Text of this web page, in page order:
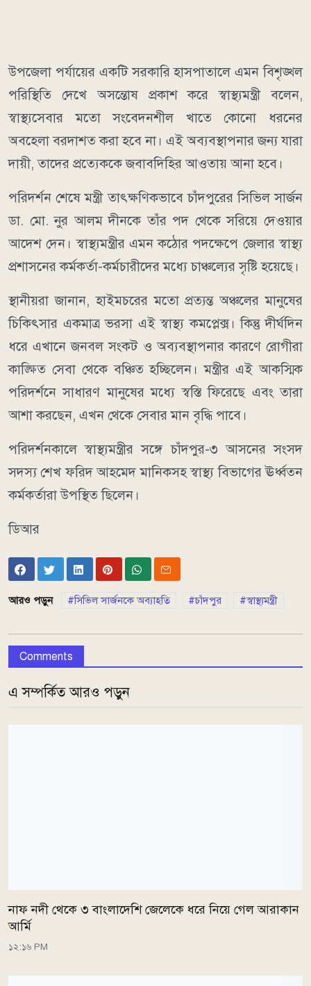
উপজেলা পর্যায়ের একটি সরকারি হাসপাতালে এমন বিশৃঙ্খল
পরিস্থিতি দেখে অসন্তোষ প্রকাশ করে স্বাস্থ্যমন্ত্রী বলেন,
স্বাস্থ্যসেবার মতো সংবেদনশীল খাতে কোনো ধরনের
অবহেলা বরদাশত করা হবে না। এই অব্যবস্থাপনার জন্য যারা
দায়ী, তাদের প্রত্যেককে জবাবদিহির আওতায় আনা হবে।
পরিদর্শন শেষে মন্ত্রী তাৎক্ষণিকভাবে চাঁদপুরের সিভিল সার্জন
ডা. মো. নুর আলম দীনকে তাঁর পদ থেকে সরিয়ে দেওয়ার
আদেশ দেন। স্বাস্থ্যমন্ত্রীর এমন কঠোর পদক্ষেপে জেলার স্বাস্থ্য
প্রশাসনের কর্মকর্তা-কর্মচারীদের মধ্যে চাঞ্চল্যের সৃষ্টি হয়েছে।
স্থানীয়রা জানান, হাইমচরের মতো প্রত্যন্ত অঞ্চলের মানুষের
চিকিৎসার একমাত্র ভরসা এই স্বাস্থ্য কমপ্লেক্স। কিন্তু দীর্ঘদিন
ধরে এখানে জনবল সংকট ও অব্যবস্থাপনার কারণে রোগীরা
কাঙ্ক্ষিত সেবা থেকে বঞ্চিত হচ্ছিলেন। মন্ত্রীর এই আকস্মিক
পরিদর্শনে সাধারণ মানুষের মধ্যে স্বস্তি ফিরেছে এবং তারা
আশা করছেন, এখন থেকে সেবার মান বৃদ্ধি পাবে।
পরিদর্শনকালে স্বাস্থ্যমন্ত্রীর সঙ্গে চাঁদপুর-৩ আসনের সংসদ
সদস্য শেখ ফরিদ আহমেদ মানিকসহ স্বাস্থ্য বিভাগের ঊর্ধ্বতন
কর্মকর্তারা উপস্থিত ছিলেন।
ডিআর
আরও পড়ুন সিভিল সার্জনকে অব্যাহতি চাঁদপুর স্বাস্থ্যমন্ত্রী
Comments
এ সম্পর্কিত আরও পড়ুন
নাফ নদী থেকে ৩ বাংলাদেশি জেলেকে ধরে নিয়ে গেল আরাকান
আর্মি
১২:১৬ PM